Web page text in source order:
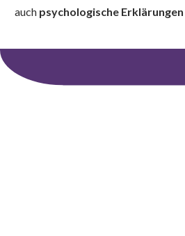
auch psychologische Erklärungen